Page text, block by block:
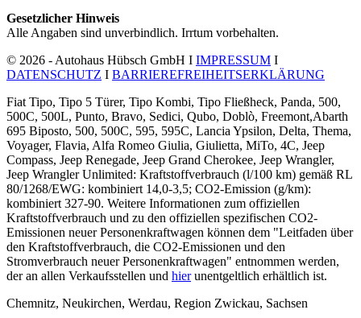
Gesetzlicher Hinweis
Alle Angaben sind unverbindlich. Irrtum vorbehalten.
© 2026 - Autohaus Hübsch GmbH I IMPRESSUM I
DATENSCHUTZ I BARRIEREFREIHEITSERKLÄRUNG
Fiat Tipo, Tipo 5 Türer, Tipo Kombi, Tipo Fließheck, Panda, 500,
500C, 500L, Punto, Bravo, Sedici, Qubo, Doblò, Freemont,Abarth
695 Biposto, 500, 500C, 595, 595C, Lancia Ypsilon, Delta, Thema,
Voyager, Flavia, Alfa Romeo Giulia, Giulietta, MiTo, 4C, Jeep
Compass, Jeep Renegade, Jeep Grand Cherokee, Jeep Wrangler,
Jeep Wrangler Unlimited: Kraftstoffverbrauch (l/100 km) gemäß RL
80/1268/EWG: kombiniert 14,0-3,5; CO2-Emission (g/km):
kombiniert 327-90. Weitere Informationen zum offiziellen
Kraftstoffverbrauch und zu den offiziellen spezifischen CO2-
Emissionen neuer Personenkraftwagen können dem "Leitfaden über
den Kraftstoffverbrauch, die CO2-Emissionen und den
Stromverbrauch neuer Personenkraftwagen" entnommen werden,
der an allen Verkaufsstellen und hierunentgeltlich erhältlich ist.
Chemnitz, Neukirchen, Werdau, Region Zwickau, Sachsen